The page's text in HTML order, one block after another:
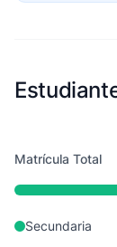
Matrícula Total
Secundaria